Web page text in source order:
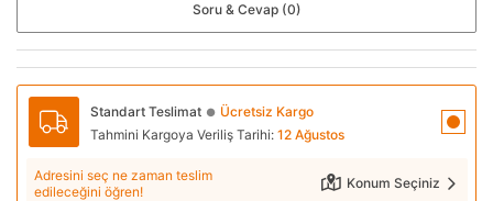
Soru & Cevap (0)
Standart Teslimat ● Ücretsiz Kargo
Tahmini Kargoya Veriliş Tarihi: 12 Ağustos
Adresini seç ne zaman teslim
edileceğini öğren!
Konum Seçiniz